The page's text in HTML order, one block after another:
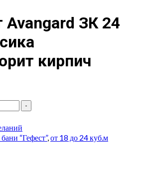
Avangard ЗК 24
кирпич
-
“Гефест”, от 18 до 24 куб.м